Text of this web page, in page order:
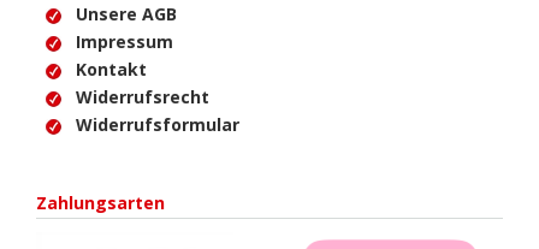
Unsere AGB
Impressum
Kontakt
Widerrufsrecht
Widerrufsformular
Zahlungsarten